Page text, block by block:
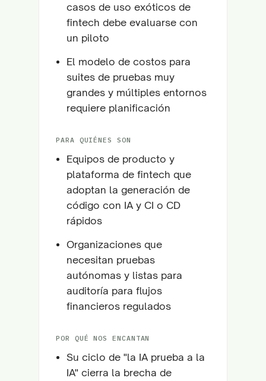
casos de uso exóticos de
fintech debe evaluarse con
un piloto
El modelo de costos para
suites de pruebas muy
grandes y múltiples entornos
requiere planificación
PARA QUIÉNES SON
Equipos de producto y
plataforma de fintech que
adoptan la generación de
código con IA y CI o CD
rápidos
Organizaciones que
necesitan pruebas
autónomas y listas para
auditoría para flujos
financieros regulados
POR QUÉ NOS ENCANTAN
Su ciclo de "la IA prueba a la
IA" cierra la brecha de